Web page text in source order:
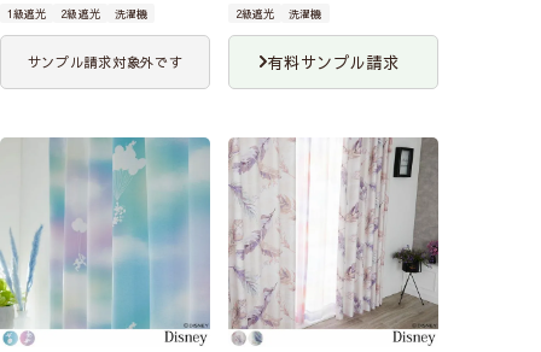
1級遮光
2級遮光 洗濯機
サンプル請求対象外です
2級遮光
洗濯機
有料サンプル請求